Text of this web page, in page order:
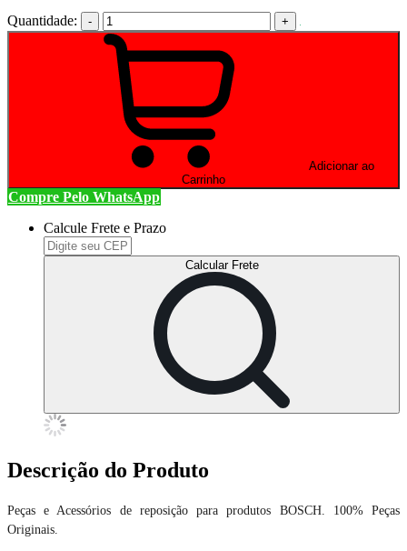
Quantidade: - +
Carrinho
Compre Pelo WhatsApp
Calcule Frete e Prazo
Calcular Frete
Descrição do Produto
Peças e Acessórios de reposição para produtos BOSCH. 100% Peças
Originais.